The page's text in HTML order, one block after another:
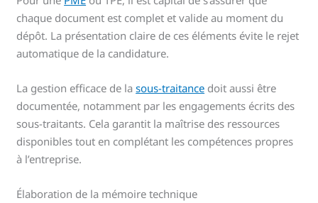
chaque document est complet et valide au moment du
dépôt. La présentation claire de ces éléments évite le rejet
automatique de la candidature.
La gestion efficace de lasous-traitance doit aussi être
documentée, notamment par les engagements écrits des
sous-traitants. Cela garantit la maîtrise des ressources
disponibles tout en complétant les compétences propres
à l’entreprise.
Élaboration de la mémoire technique